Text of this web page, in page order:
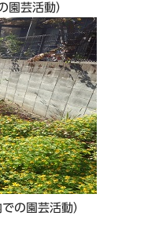
園芸活動）
の園芸活動）